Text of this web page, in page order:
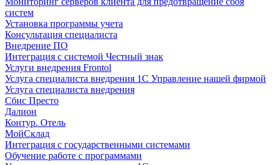
систем
Установка программы учета
Консультация специалиста
Внедрение ПО
Интеграция с системой Честный знак
Услуги внедрения Frontol
Услуга специалиста внедрения 1С Управление нашей фирмой
Услуга специалиста внедрения
Сбис Престо
Далион
Контур. Отель
МойСклад
Интеграция с государственными системами
Обучение работе с программами